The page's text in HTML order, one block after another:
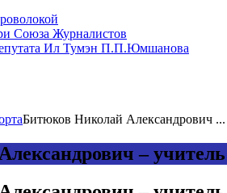
Союза Журналистов
Ил Тумэн П.П.Юмшанова
Битюков Николай Александрович ...
–